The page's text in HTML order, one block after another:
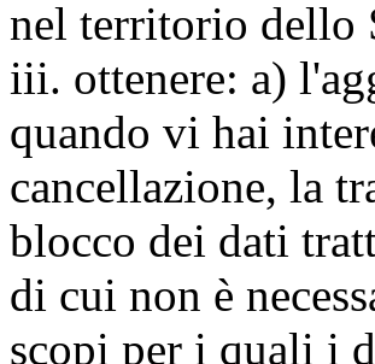
nel territorio dello
iii. ottenere: a)
quando vi hai
cancellazione, la
blocco dei dati
di cui non è
scopi per i quali i